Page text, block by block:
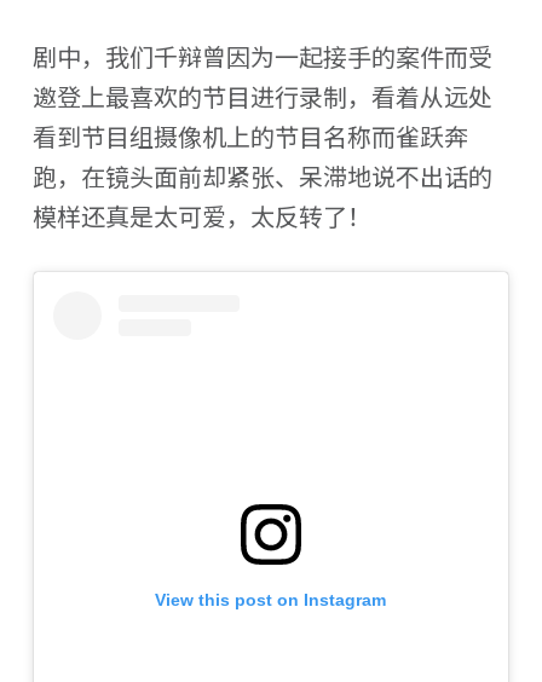
剧中，我们千辩曾因为一起接手的案件而受
邀登上最喜欢的节目进行录制，看着从远处
看到节目组摄像机上的节目名称而雀跃奔
跑，在镜头面前却紧张、呆滞地说不出话的
模样还真是太可爱，太反转了！
View this post on Instagram